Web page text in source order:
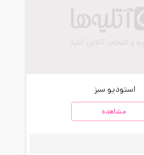
استودیو سبز
مشاهده